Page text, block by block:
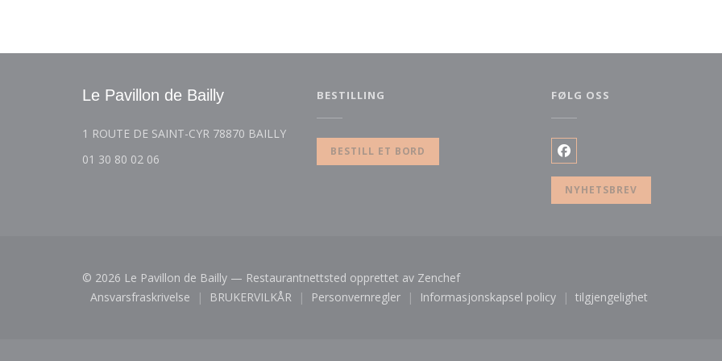
Le Pavillon de Bailly
1 ROUTE DE SAINT-CYR 78870 BAILLY((åpner i et nytt vindu))
01 30 80 02 06
BESTILLING
BESTILL ET BORD
FØLG OSS
Facebook ((åpner i et nytt
NYHETSBREV
© 2026 Le Pavillon de Bailly — Restaurantnettsted opprettet av Zenchef((åpner i et nytt vindu))
Ansvarsfraskrivelse
((åpner i et nytt vindu))
BRUKERVILKÅR
((åpner i et nytt vindu))
Personvernregler
((åpner i et nytt vindu))
Informasjonskapsel policy
((åpner i et nytt vindu))
tilgjengelighet
((åpner i et nytt vindu))